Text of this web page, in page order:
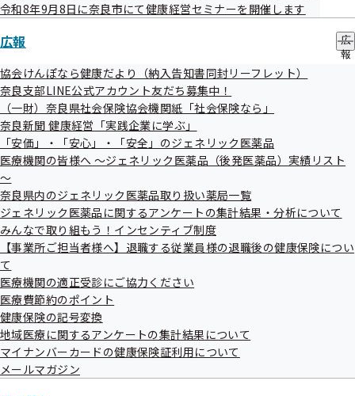
令和8年9月8日に奈良市にて健康経営セミナーを開催します
広報
広
報
協会けんぽなら健康だより（納入告知書同封リーフレット）
奈良支部LINE公式アカウント友だち募集中！
（一財）奈良県社会保険協会機関紙「社会保険なら」
奈良新聞 健康経営「実践企業に学ぶ」
「安価」・「安心」・「安全」のジェネリック医薬品
医療機関の皆様へ ～ジェネリック医薬品（後発医薬品）実績リスト
～
奈良県内のジェネリック医薬品取り扱い薬局一覧
ジェネリック医薬品に関するアンケートの集計結果・分析について
みんなで取り組もう！インセンティブ制度
【事業所ご担当者様へ】退職する従業員様の退職後の健康保険につい
て
医療機関の適正受診にご協力ください
医療費節約のポイント
健康保険の記号変換
地域医療に関するアンケートの集計結果について
マイナンバーカードの健康保険証利用について
メールマガジン
健診結果を提供したらどうなるの？
協会けんぽの健康サポート（特定保健指導）を
無料で受けていただけます。
健診結果より、生活習慣病になるリスクが高い従業員の方
は、協会けんぽの保健師・管理栄養士による健康サポートを
無料で受けていただけます。
従業員ご本人様は生活習慣を見直すことができ、事業主様は
従業員の健康管理ができて一石二鳥です。